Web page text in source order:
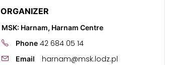
ORGANIZER
MSK: Harnam, Harnam Centre
Phone 42 684 05 14
Email harnam@msk.lodz.pl